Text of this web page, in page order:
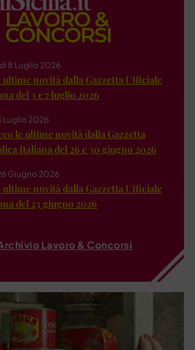
8 Luglio 2026
ultime novità dalla Gazzetta Ufficiale
del 3 e 7 luglio 2026
Luglio 2026
le ultime novità dalla Gazzetta
Italiana del 26 e 30 giugno 2026
Giugno 2026
ultime novità dalla Gazzetta Ufficiale
del 23 giugno 2026
Lavoro & Concorsi